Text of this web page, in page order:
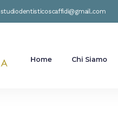
studiodentisticoscaffidi@gmail.com
Home Chi Siamo